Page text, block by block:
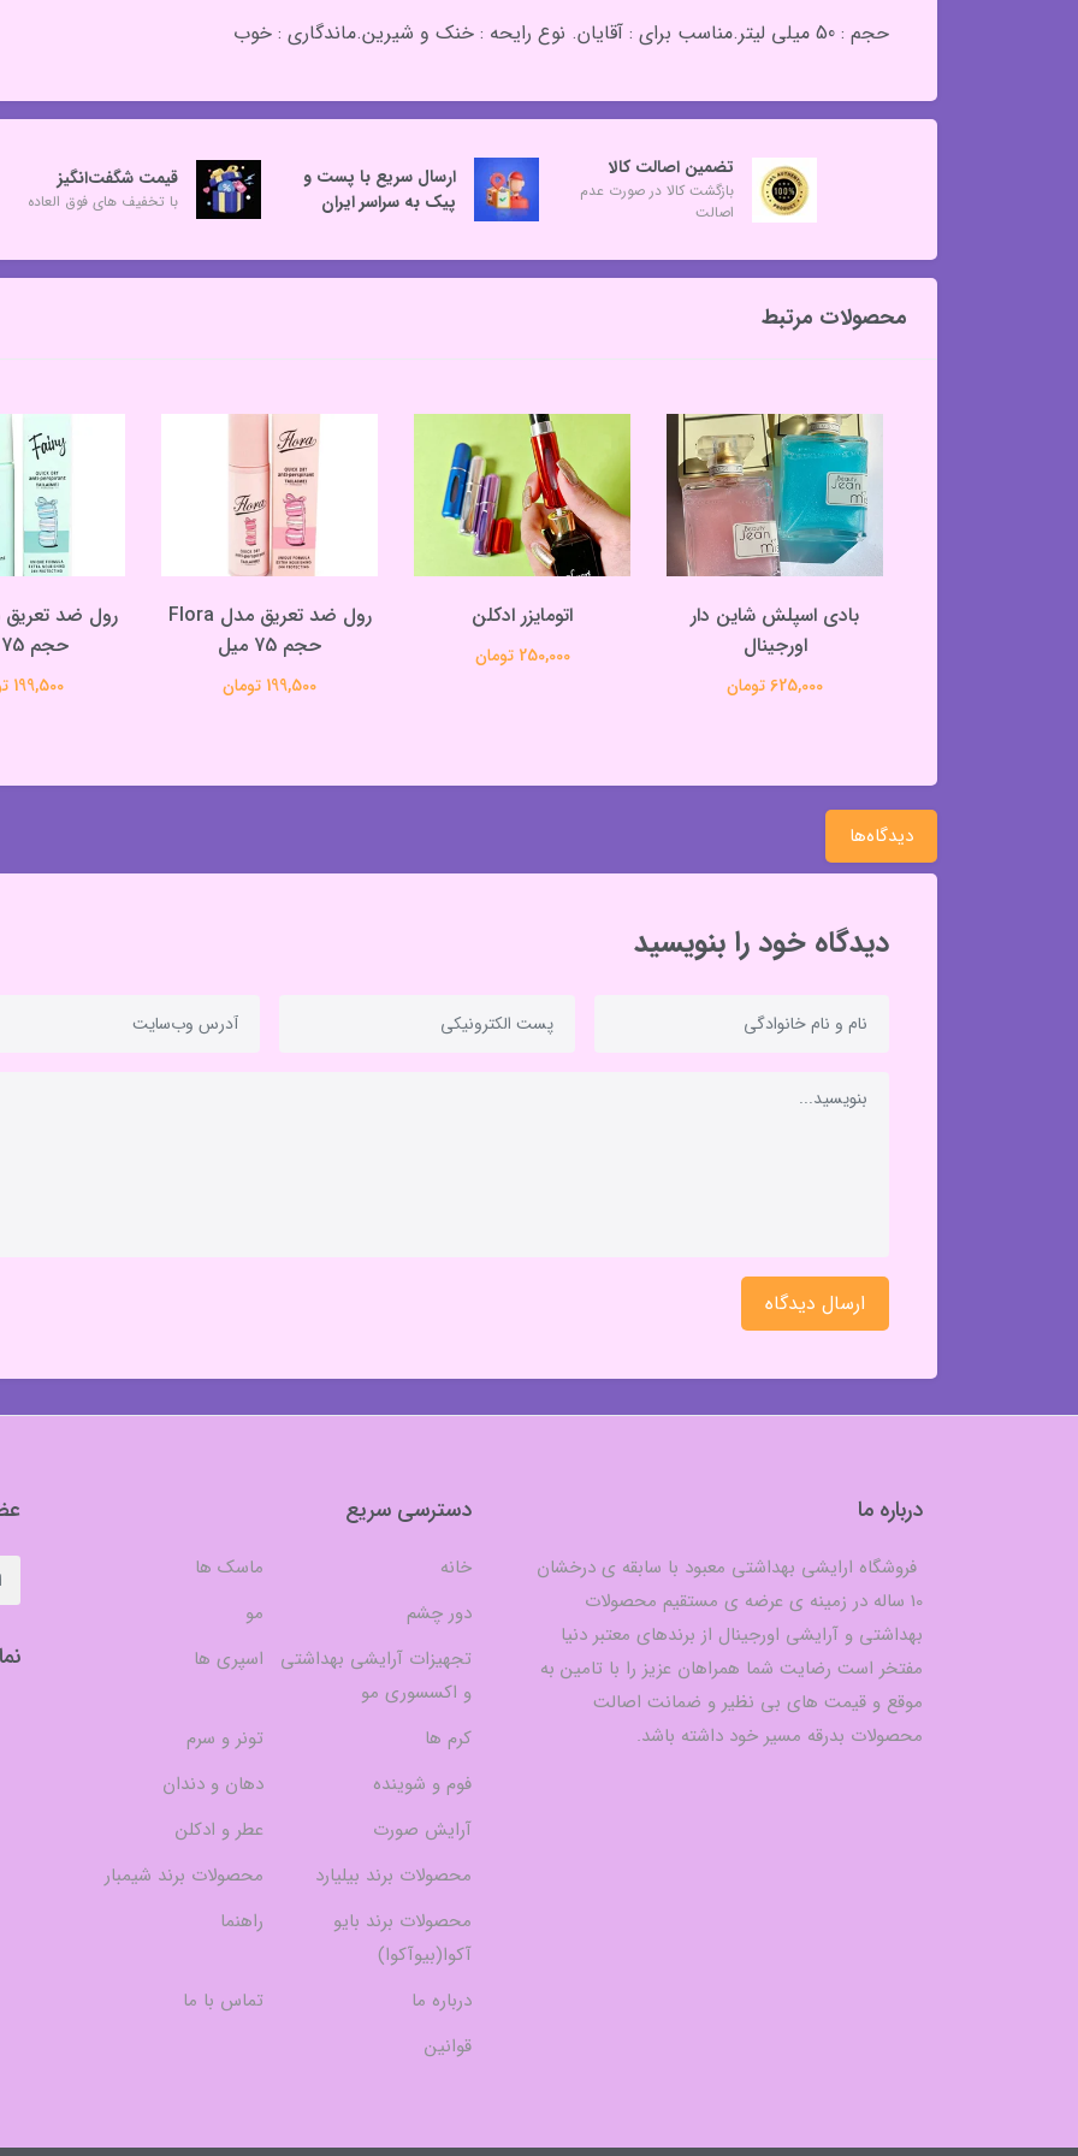
حجم : 50 میلی لیتر.مناسب برای : آقایان. نوع رایحه : خنک و شیرین.ماندگاری : خوب
تضمین اصالت کالا
بازگشت کالا در صورت عدم
اصالت
ارسال سریع با پست و
پیک به سراسر ایران
قیمت شگفت‌انگیز
با تخفیف های فوق العاده
محصولات مرتبط
بادی اسپلش شاین دار
اورجینال
625,000 تومان
اتومایزر ادکلن
250,000 تومان
رول ضد تعریق مدل Flora
حجم 75 میل
199,500 تومان
حجم 75 میل
199,500 تومان
دیدگاه‌ها
دیدگاه خود را بنویسید
ارسال دیدگاه
درباره ما
فروشگاه ارایشی بهداشتی معبود با سابقه ی درخشان
10 ساله در زمینه ی عرضه ی مستقیم محصولات
بهداشتی و آرایشی اورجینال از برندهای معتبر دنیا
مفتخر است رضایت شما همراهان عزیز را با تامین به
موقع و قیمت های بی نظیر و ضمانت اصالت
محصولات بدرقه مسیر خود داشته باشد.
دسترسی سریع
خانه
ماسک ها
دور چشم
مو
تجهیزات آرایشی بهداشتی
و اکسسوری مو
اسپری ها
کرم ها
تونر و سرم
فوم و شوینده
دهان و دندان
آرایش صورت
عطر و ادکلن
محصولات برند بیلیارد
محصولات برند شیمبار
محصولات برند بایو
آکوا(بیوآکوا)
راهنما
درباره ما
تماس با ما
قوانین